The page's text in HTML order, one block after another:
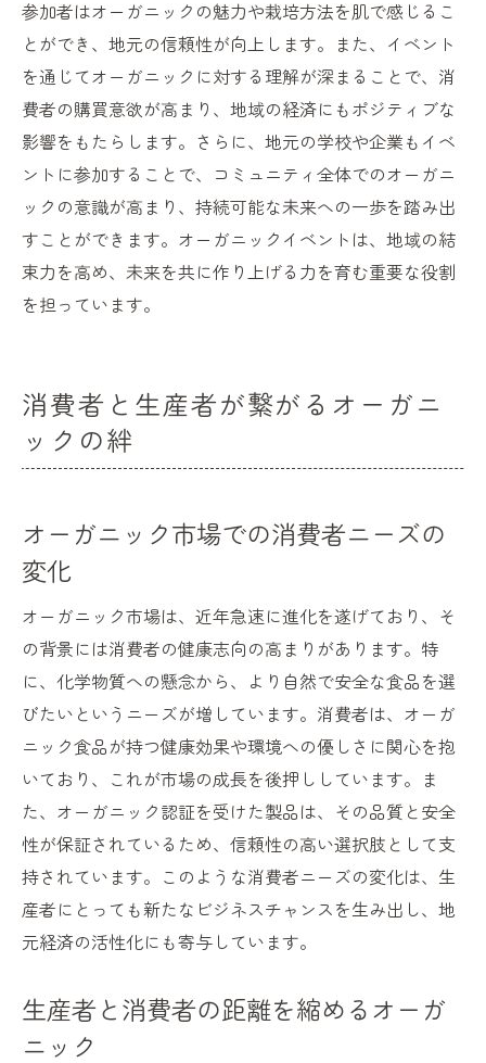
参加者はオーガニックの魅力や栽培方法を肌で感じるこ
とができ、地元の信頼性が向上します。また、イベント
を通じてオーガニックに対する理解が深まることで、消
費者の購買意欲が高まり、地域の経済にもポジティブな
影響をもたらします。さらに、地元の学校や企業もイベ
ントに参加することで、コミュニティ全体でのオーガニ
ックの意識が高まり、持続可能な未来への一歩を踏み出
すことができます。オーガニックイベントは、地域の結
束力を高め、未来を共に作り上げる力を育む重要な役割
を担っています。
消費者と生産者が繋がるオーガニ
ックの絆
オーガニック市場での消費者ニーズの
変化
オーガニック市場は、近年急速に進化を遂げており、そ
の背景には消費者の健康志向の高まりがあります。特
に、化学物質への懸念から、より自然で安全な食品を選
びたいというニーズが増しています。消費者は、オーガ
ニック食品が持つ健康効果や環境への優しさに関心を抱
いており、これが市場の成長を後押ししています。ま
た、オーガニック認証を受けた製品は、その品質と安全
性が保証されているため、信頼性の高い選択肢として支
持されています。このような消費者ニーズの変化は、生
産者にとっても新たなビジネスチャンスを生み出し、地
元経済の活性化にも寄与しています。
生産者と消費者の距離を縮めるオーガ
ニック